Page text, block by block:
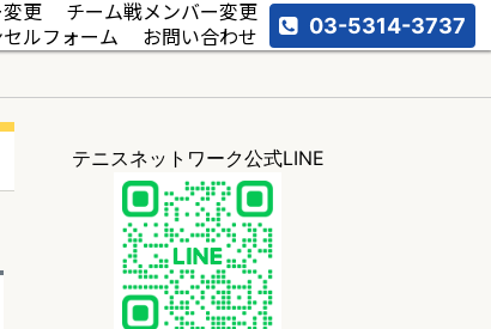
更
チーム戦メンバー変更
ルフォーム
お問い合わせ 03-5314-3737
テニスネットワーク公式LINE